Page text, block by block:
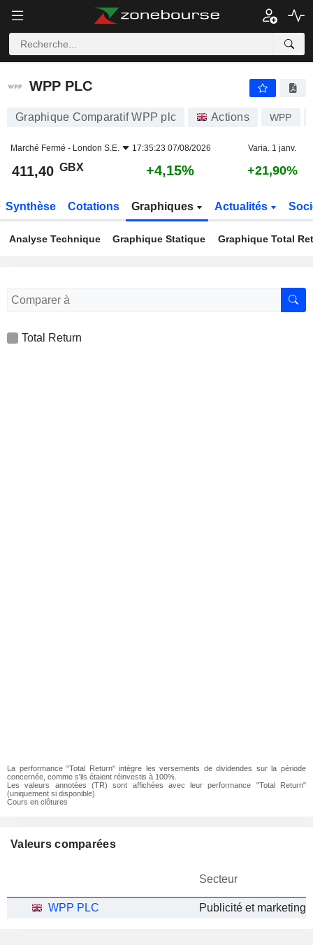
WPP PLC
WPP PLC
Graphique Comparatif WPP plc Actions WPP
Marché Fermé - London S.E. 17:35:23 07/08/2026 Varia. 1 janv.
411,40 GBX +4,15% +21,90%
Synthèse Cotations Graphiques Actualités
Analyse Technique Graphique Statique Graphique Total
Total Return
La performance "Total Return" intègre les versements de dividendes sur la période
concernée, comme s'ils étaient réinvestis à 100%.
Les valeurs annotées (TR) sont affichées avec leur performance "Total Return"
(uniquement si disponible)
Cours en clôtures
Valeurs comparées
Secteur
WPP PLC Publicité et marketing